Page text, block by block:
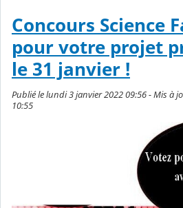
Concours Science
pour votre projet
le 31 janvier !
Publié le lundi 3 janvier 2022 09:56 - Mis à
10:55